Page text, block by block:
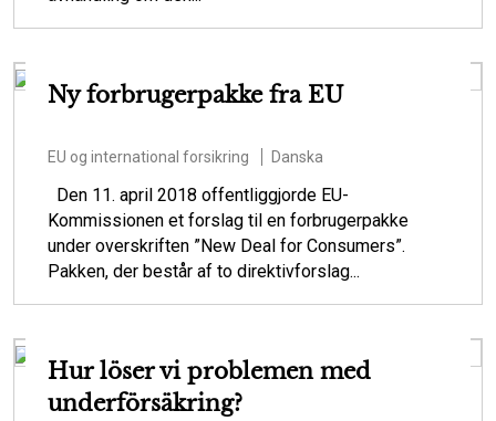
Ny forbrugerpakke fra EU
EU og international forsikring Danska
Den 11. april 2018 offentliggjorde EU-
Kommissionen et forslag til en forbrugerpakke
under overskriften ”New Deal for Consumers”.
Pakken, der består af to direktivforslag...
Hur löser vi problemen med
underförsäkring?